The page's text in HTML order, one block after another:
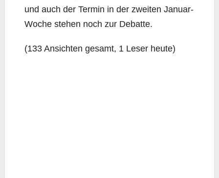
und auch der Ter­min in der zwei­ten Janu­ar-
Woche ste­hen noch zur Debatte.
(133 Ansich­ten gesamt, 1 Leser heute)